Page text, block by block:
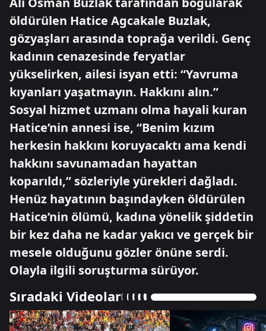
öldürülen Hatice Agcakale Buzlak,
gözyaşları arasında toprağa verildi. Genç
kadının cenazesinde feryatlar
yükselirken, ailesi isyan etti: “Yavruma
kıyanları yaşatmayın. Hakkını alın.”
Sosyal hizmet uzmanı olma hayali kuran
Hatice’nin annesi ise, “Benim kızım
herkesin hakkını koruyacaktı ama kendi
hakkını savunamadan hayattan
koparıldı,” sözleriyle yürekleri dağladı.
Henüz hayatının başındayken öldürülen
Hatice’nin ölümü, kadına yönelik şiddetin
bir kez daha ne kadar yakıcı ve gerçek bir
mesele olduğunu gözler önüne serdi.
Olayla ilgili soruşturma sürüyor.
Sıradaki Videolar